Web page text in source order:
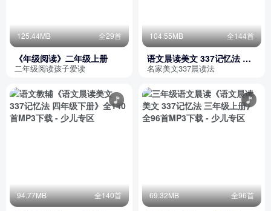
125.44MB 全29首
《年级阅读》二年级上册
二年级阅读孩子爱读
104.55MB 全144首
语文晨读美文 337记忆法 五
年级上册
名家美文337晨读法
94.77MB 全140首 69.32MB 全96首